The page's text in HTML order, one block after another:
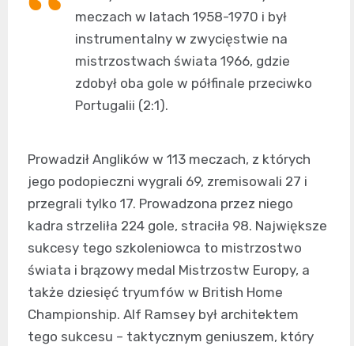
meczach w latach 1958-1970 i był
instrumentalny w zwycięstwie na
mistrzostwach świata 1966, gdzie
zdobył oba gole w półfinale przeciwko
Portugalii (2:1).
Prowadził Anglików w 113 meczach, z których
jego podopieczni wygrali 69, zremisowali 27 i
przegrali tylko 17. Prowadzona przez niego
kadra strzeliła 224 gole, straciła 98. Największe
sukcesy tego szkoleniowca to mistrzostwo
świata i brązowy medal Mistrzostw Europy, a
także dziesięć tryumfów w British Home
Championship. Alf Ramsey był architektem
tego sukcesu – taktycznym geniuszem, który